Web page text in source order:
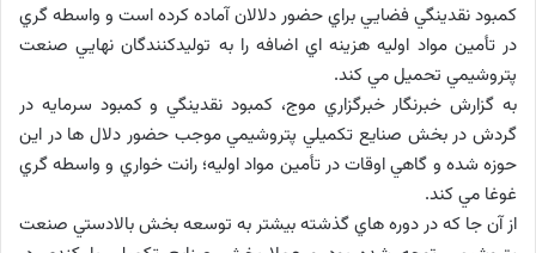
کمبود نقدينگي فضايي براي حضور دلالان آماده کرده است و واسطه گري
در تأمين مواد اوليه هزينه اي اضافه را به توليدکنندگان نهايي صنعت
پتروشيمي تحميل مي کند.
به گزارش خبرنگار خبرگزاري موج، کمبود نقدينگي و کمبود سرمايه در
گردش در بخش صنايع تکميلي پتروشيمي موجب حضور دلال ها در اين
حوزه شده و گاهي اوقات در تأمين مواد اوليه؛ رانت خواري و واسطه گري
غوغا مي کند.
از آن جا که در دوره هاي گذشته بيشتر به توسعه بخش بالادستي صنعت